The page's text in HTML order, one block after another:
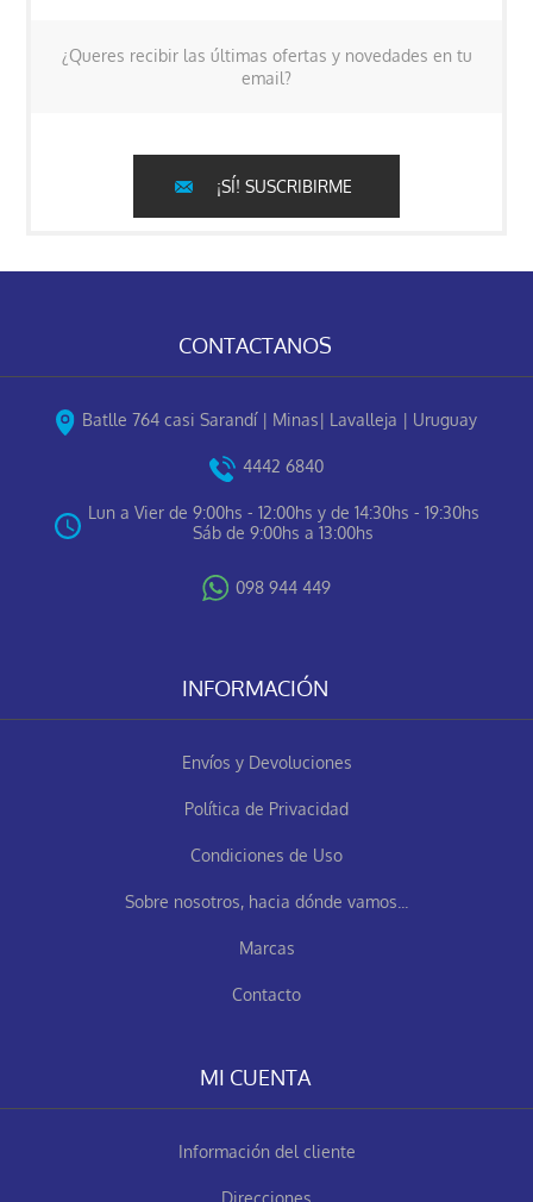
¿Queres recibir las últimas ofertas y novedades en tu
email?
¡SÍ! SUSCRIBIRME
CONTACTANOS
Batlle 764 casi Sarandí | Minas| Lavalleja | Uruguay
4442 6840
Lun a Vier de 9:00hs - 12:00hs y de 14:30hs - 19:30hs
Sáb de 9:00hs a 13:00hs
098 944 449
INFORMACIÓN
Envíos y Devoluciones
Política de Privacidad
Condiciones de Uso
Sobre nosotros, hacia dónde vamos...
Marcas
Contacto
MI CUENTA
Información del cliente
Direcciones